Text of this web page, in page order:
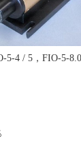
5-4 / 5，FIO-5-8.0